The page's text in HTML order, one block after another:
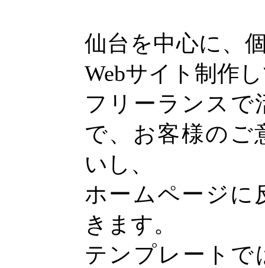
仙台を中心に、
Webサイト制作
フリーランスで
で、お客様のご
いし、
ホームページに
きます。
テンプレートで